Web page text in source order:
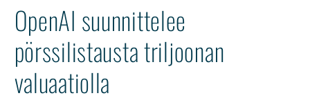
OpenAI suunnittelee
pörssilistausta triljoonan
valuaatiolla